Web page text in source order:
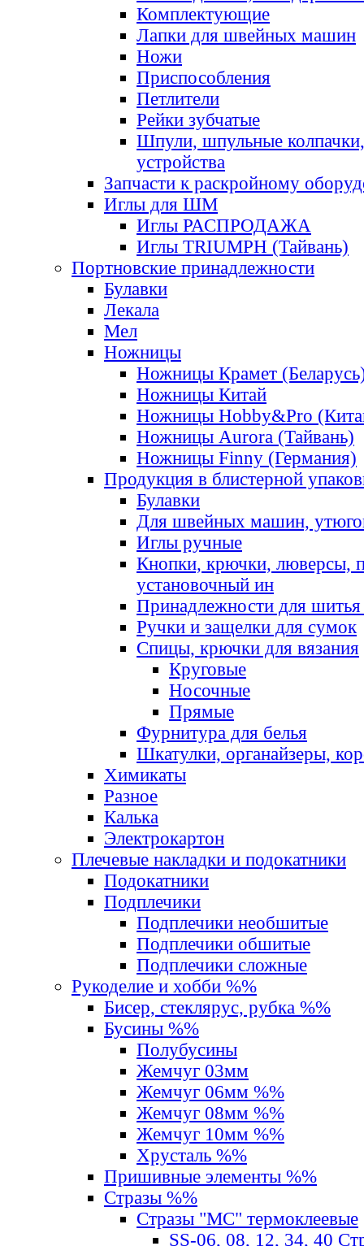
Комплектующие
Лапки для швейных машин
Ножи
Приспособления
Петлители
Рейки зубчатые
Шпули, шпульные
устройства
Запчасти к раскройному
Иглы для ШМ
Иглы РАСПРОДАЖА
Иглы TRIUMPH (Тайвань)
Портновские принадлежности
Булавки
Лекала
Мел
Ножницы
Ножницы Крамет
Ножницы Китай
Ножницы Hobby&Pro
Ножницы Aurora (Тайвань)
Ножницы Finny (Германия)
Продукция в блистерной
Булавки
Для швейных машин,
Иглы ручные
Кнопки, крючки, люверсы,
установочный ин
Принадлежности для шитья
Ручки и защелки для сумок
Спицы, крючки для вязания
Круговые
Носочные
Прямые
Фурнитура для белья
Шкатулки, органайзеры,
Химикаты
Разное
Калька
Электрокартон
Плечевые накладки и подокатники
Подокатники
Подплечики
Подплечики необшитые
Подплечики обшитые
Подплечики сложные
Рукоделие и хобби %%
Бисер, стеклярус, рубка %%
Бусины %%
Полубусины
Жемчуг 03мм
Жемчуг 06мм %%
Жемчуг 08мм %%
Жемчуг 10мм %%
Хрусталь %%
Пришивные элементы %%
Стразы %%
Стразы "MС" термоклеевые
SS-06, 08, 12, 34, 40